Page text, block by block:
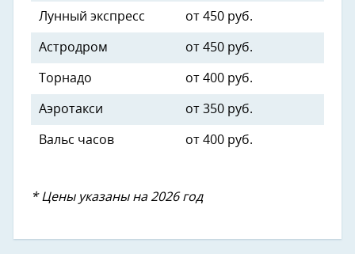
Лунный экспресс от 450 руб.
Астродром от 450 руб.
Торнадо от 400 руб.
Аэротакси от 350 руб.
Вальс часов от 400 руб.
* Цены указаны на 2026 год